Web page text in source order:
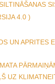
4.0 )
UN APRITES
UZ